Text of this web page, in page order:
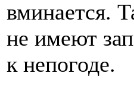
вминается.
не имеют
к непогоде.